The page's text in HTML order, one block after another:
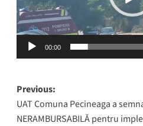
00:00
Post
navigation
Previous:
UAT Comuna Pecineaga a
NERAMBURSABILĂ pentru